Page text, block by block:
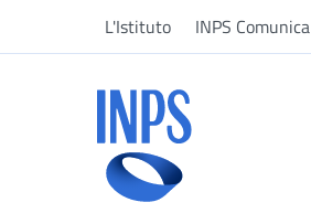
L'Istituto INPS Comunica